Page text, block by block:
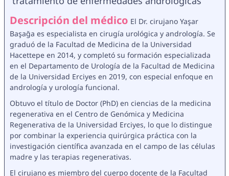
Descripción del médico El Dr. cirujano Yaşar
Başağa es especialista en cirugía urológica y andrología. Se
graduó de la Facultad de Medicina de la Universidad
Hacettepe en 2014, y completó su formación especializada
en el Departamento de Urología de la Facultad de Medicina
de la Universidad Erciyes en 2019, con especial enfoque en
andrología y urología funcional.
Obtuvo el título de Doctor (PhD) en ciencias de la medicina
regenerativa en el Centro de Genómica y Medicina
Regenerativa de la Universidad Erciyes, lo que lo distingue
por combinar la experiencia quirúrgica práctica con la
investigación científica avanzada en el campo de las células
madre y las terapias regenerativas.
El cirujano es miembro del cuerpo docente de la Facultad